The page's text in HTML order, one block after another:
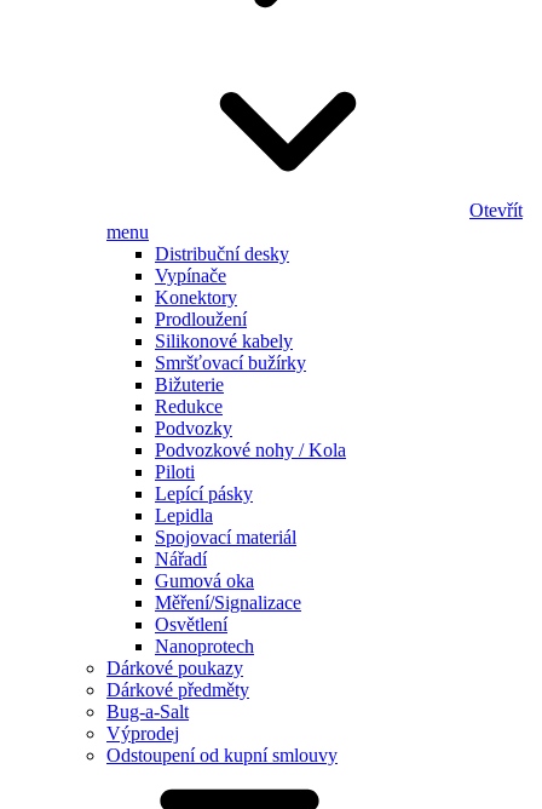
Otevřít
menu
Distribuční desky
Vypínače
Konektory
Prodloužení
Silikonové kabely
Smršťovací bužírky
Bižuterie
Redukce
Podvozky
Podvozkové nohy / Kola
Piloti
Lepící pásky
Lepidla
Spojovací materiál
Nářadí
Gumová oka
Měření/Signalizace
Osvětlení
Nanoprotech
Dárkové poukazy
Dárkové předměty
Bug-a-Salt
Výprodej
Odstoupení od kupní smlouvy